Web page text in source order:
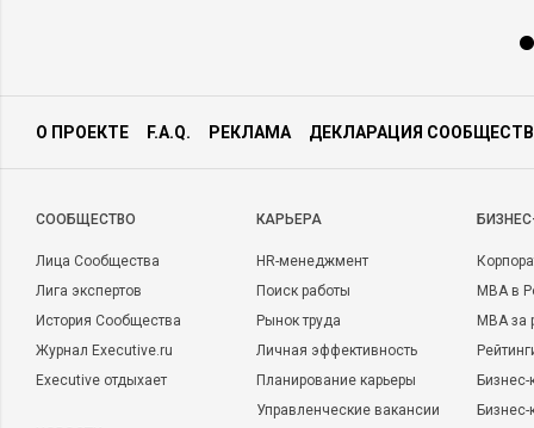
О ПРОЕКТЕ F.A.Q. РЕКЛАМА ДЕКЛАРАЦИЯ
CООБЩЕСТВО
Лица Сообщества
Лига экспертов
История Сообщества
Журнал Executive.ru
Executive отдыхает
КАРЬЕРА
HR-менеджмент
Поиск работы
Рынок труда
Личная эффективность
Планирование карьеры
Управленческие вакансии
MBA в
MBA
Бизнес-